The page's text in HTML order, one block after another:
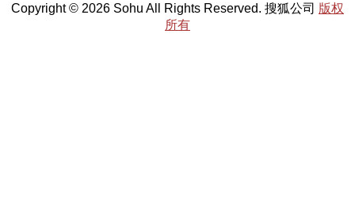
Copyright © 2026 Sohu All Rights Reserved. 搜狐公司 版权
所有